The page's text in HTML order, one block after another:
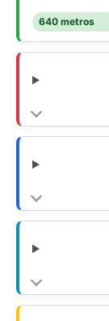
640 metros